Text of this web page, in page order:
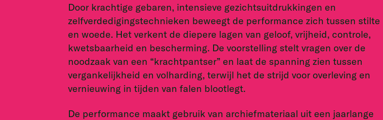
Door krachtige gebaren, intensieve gezichtsuitdrukkingen en
zelfverdedigingstechnieken beweegt de performance zich tussen stilte
en woede. Het verkent de diepere lagen van geloof, vrijheid, controle,
kwetsbaarheid en bescherming. De voorstelling stelt vragen over de
noodzaak van een “krachtpantser” en laat de spanning zien tussen
vergankelijkheid en volharding, terwijl het de strijd voor overleving en
vernieuwing in tijden van falen blootlegt.
De performance maakt gebruik van archiefmateriaal uit een jaarlange